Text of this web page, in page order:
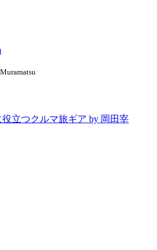
立つクルマ旅ギア by 岡田宰